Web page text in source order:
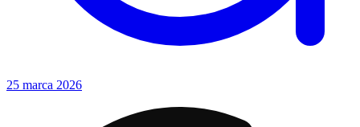
25 marca 2026